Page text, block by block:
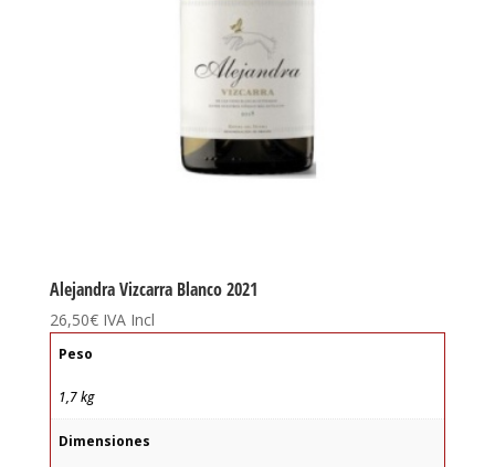
Alejandra Vizcarra Blanco 2021
26,50€ IVA Incl
Peso
1,7 kg
Dimensiones